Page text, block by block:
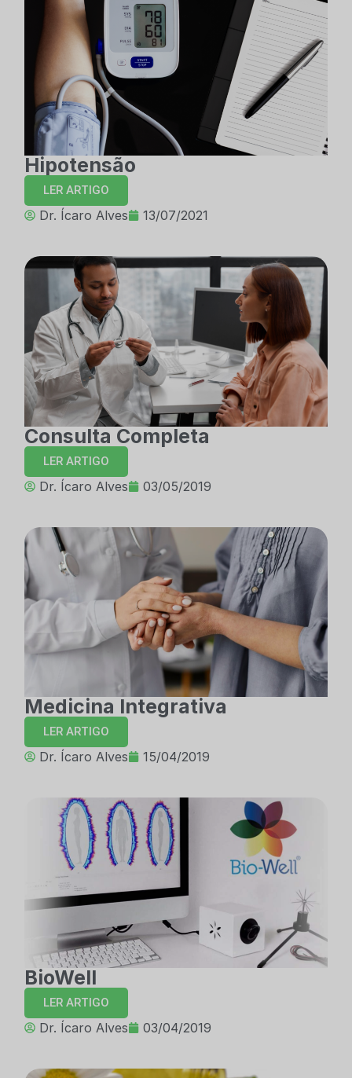
Hipotensão
LER ARTIGO
Dr. Ícaro Alves 13/07/2021
Consulta Completa
LER ARTIGO
Dr. Ícaro Alves 03/05/2019
Medicina Integrativa
LER ARTIGO
Dr. Ícaro Alves 15/04/2019
BioWell
LER ARTIGO
Dr. Ícaro Alves 03/04/2019